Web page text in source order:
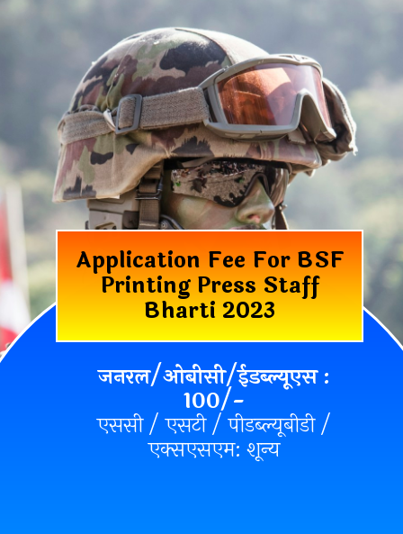
Application Fee For BSF
Printing Press Staff
Bharti 2023
जनरल/ओबीसी/ईडब्ल्यूएस :
100/-
एससी / एसटी / पीडब्ल्यूबीडी /
एक्सएसएम: शून्य